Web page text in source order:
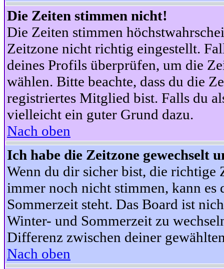
Die Zeiten stimmen nicht!
Die Zeiten stimmen
Zeitzone nicht richtig eingestellt.
deines Profils überprüfen, um die
wählen. Bitte beachte, dass du die
registriertes Mitglied bist. Falls du
vielleicht ein guter Grund dazu.
Nach oben
Ich habe die Zeitzone gewechselt
Wenn du dir sicher bist, die richtige
immer noch nicht stimmen, kann es
Sommerzeit steht. Das Board ist
Winter- und Sommerzeit zu
Differenz zwischen deiner
Nach oben